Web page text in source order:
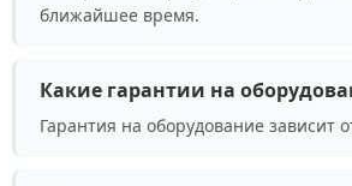
ближайшее время.
Какие гарантии на
Гарантия на оборудование зависит